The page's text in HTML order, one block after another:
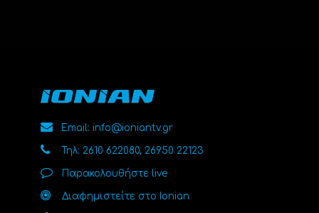
Email: info@ioniantv.gr
Τηλ: 2610 622080, 26950 22123
Παρακολουθήστε live
Διαφημιστείτε στο Ionian